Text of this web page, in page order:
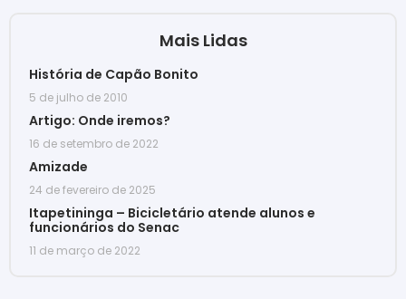
Mais Lidas
História de Capão Bonito
5 de julho de 2010
Artigo: Onde iremos?
16 de setembro de 2022
Amizade
24 de fevereiro de 2025
Itapetininga – Bicicletário atende alunos e
funcionários do Senac
11 de março de 2022